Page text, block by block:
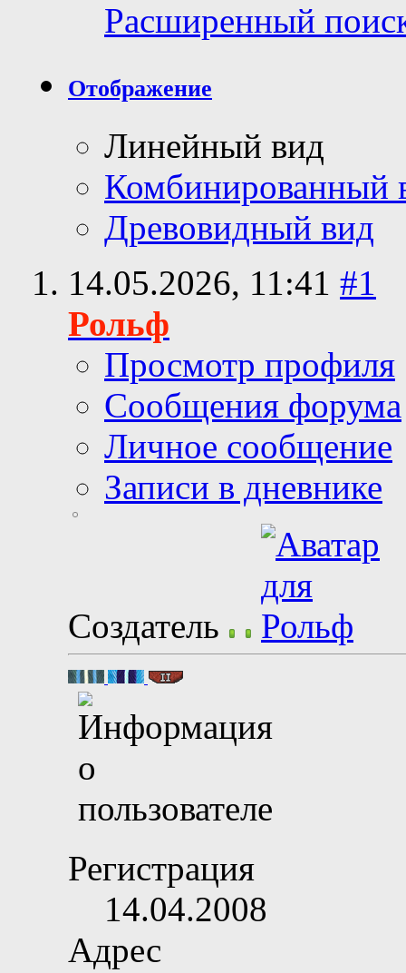
Расширенный
Отображение
Линейный вид
Комбинированный
Древовидный вид
14.05.2026, 11:41 #1
Рольф
Просмотр профиля
Сообщения форума
Личное сообщение
Записи в дневнике
Создатель
Регистрация
14.04.2008
Адрес